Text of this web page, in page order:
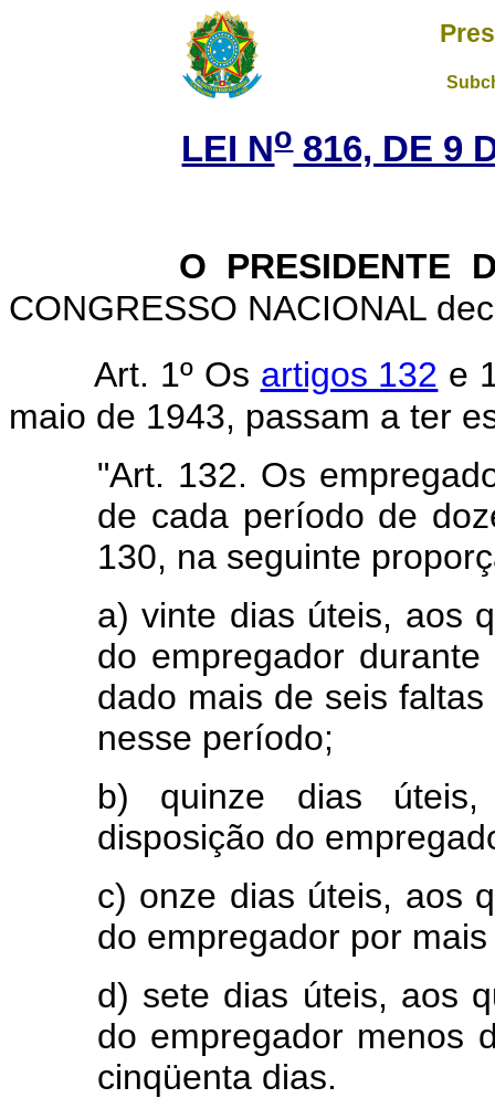
LEI No816, DE 9
O PRESIDENTE
CONGRESSO NACIONAL
Art. 1º Os artigos 132 e
maio de 1943, passam a ter
"Art. 132. Os
de cada período de
130, na seguinte
a) vinte dias úteis, aos
do empregador
dado mais de seis
nesse período;
b) quinze dias
disposição do
c) onze dias úteis, aos
do empregador por
d) sete dias úteis, aos
do empregador menos
cinqüenta dias.